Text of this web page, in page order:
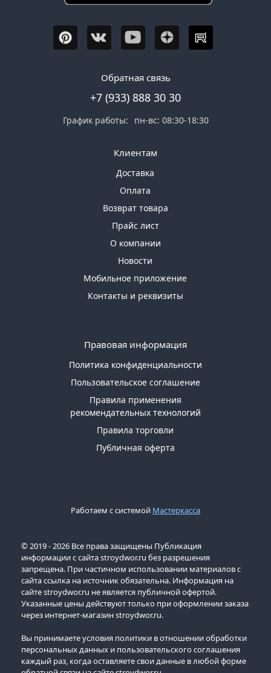
Обратная связь
+7 (933) 888 30 30
График работы: пн-вс: 08:30-18:30
Клиентам
Доставка
Оплата
Возврат товара
Прайс лист
О компании
Новости
Мобильное приложение
Контакты и реквизиты
Правовая информация
Политика конфиденциальности
Пользовательское соглашение
Правила применения
рекомендательных технологий
Правила торговли
Публичная оферта
Работаем с системой Мастеркасса
© 2019 - 2026 Все права защищены Публикация
информации с сайта stroydwor.ru без разрешения
запрещена. При частичном использовании материалов с
сайта ссылка на источник обязательна. Информация на
сайте stroydwor.ru не является публичной офертой.
Указанные цены действуют только при оформлении заказа
через интернет-магазин stroydwor.ru.
Вы принимаете условия политики в отношении обработки
персональных данных и пользовательского соглашения
каждый раз, когда оставляете свои данные в любой форме